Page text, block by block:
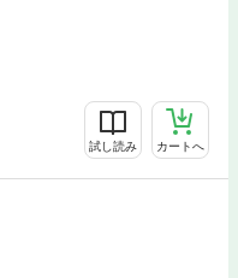
試し読み カートへ